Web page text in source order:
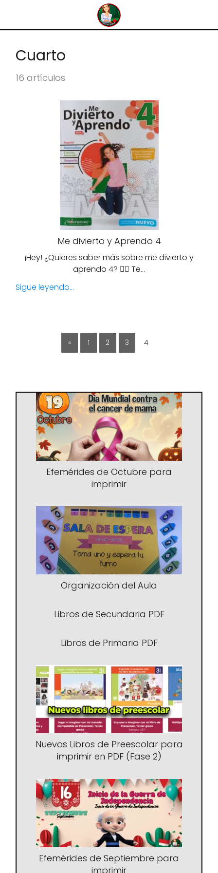
Cuarto
16 artículos
Me divierto y Aprendo 4
¡Hey! ¿Quieres saber más sobre me divierto y
aprendo 4? 🙋‍♀️ Te…
Sigue leyendo...
« 1 2 3 4
Efemérides de Octubre para
imprimir
Organización del Aula
Libros de Secundaria PDF
Libros de Primaria PDF
Nuevos Libros de Preescolar para
imprimir en PDF (Fase 2)
Efemérides de Septiembre para
imprimir